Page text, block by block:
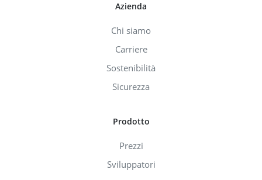
Azienda
Chi siamo
Carriere
Sostenibilità
Sicurezza
Prodotto
Prezzi
Sviluppatori